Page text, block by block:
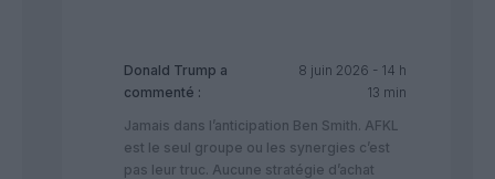
Donald Trump a
commenté :
8 juin 2026 - 14 h
13 min
Jamais dans l’anticipation Ben Smith. AFKL
est le seul groupe ou les synergies c’est
pas leur truc. Aucune stratégie d’achat